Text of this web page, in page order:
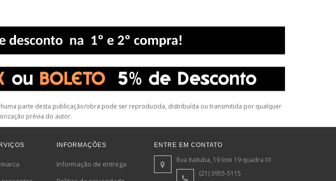
parte desta publicação/obra pode ser reproduzida, distribuída ou transmitida por qualquer
prévia do autor.
INFORMAÇÕES
Informação de entrega
ENTRE EM CONTATO
Rua Itaituba, 19 lote 19 quadra 01
(21) 3955-5115